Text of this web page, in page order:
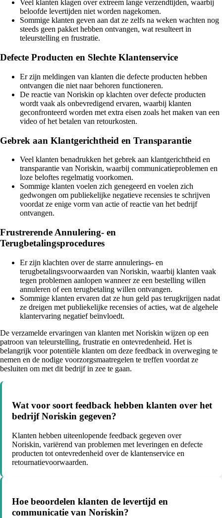
Veel klanten klagen over extreem lange verzendtijden, waarbij
beloofde levertijden niet worden nagekomen.
Sommige klanten geven aan dat ze zelfs na weken wachten nog
steeds geen pakket hebben ontvangen, wat resulteert in
teleurstelling en frustratie.
Defecte Producten en Slechte Klantenservice
Er zijn meldingen van klanten die defecte producten hebben
ontvangen die niet naar behoren functioneren.
De reactie van Noriskin op klachten over defecte producten
wordt vaak als onbevredigend ervaren, waarbij klanten
geconfronteerd worden met extra eisen zoals het maken van een
video of het betalen van retourkosten.
Gebrek aan Klantgerichtheid en Transparantie
Veel klanten benadrukken het gebrek aan klantgerichtheid en
transparantie van Noriskin, waarbij communicatieproblemen en
loze beloftes regelmatig voorkomen.
Sommige klanten voelen zich genegeerd en voelen zich
gedwongen om publiekelijke negatieve recensies te schrijven
voordat ze enige vorm van actie of reactie van het bedrijf
ontvangen.
Frustrerende Annulering- en
Terugbetalingsprocedures
Er zijn klachten over de starre annulerings- en
terugbetalingsvoorwaarden van Noriskin, waarbij klanten vaak
tegen problemen aanlopen wanneer ze een bestelling willen
annuleren of een terugbetaling willen ontvangen.
Sommige klanten ervaren dat ze hun geld pas terugkrijgen nadat
ze dreigen met publiekelijke recensies of acties, wat de algehele
klantervaring negatief beïnvloedt.
De verzamelde ervaringen van klanten met Noriskin wijzen op een
patroon van teleurstelling, frustratie en ontevredenheid. Het is
belangrijk voor potentiële klanten om deze feedback in overweging te
nemen en de nodige voorzorgsmaatregelen te treffen voordat ze
besluiten om met dit bedrijf in zee te gaan.
Wat voor soort feedback hebben klanten over het
bedrijf Noriskin gegeven?
Klanten hebben uiteenlopende feedback gegeven over
Noriskin, variërend van problemen met leveringen en defecte
producten tot ontevredenheid over de klantenservice en
retournatievoorwaarden.
Hoe beoordelen klanten de levertijd en
communicatie van Noriskin?